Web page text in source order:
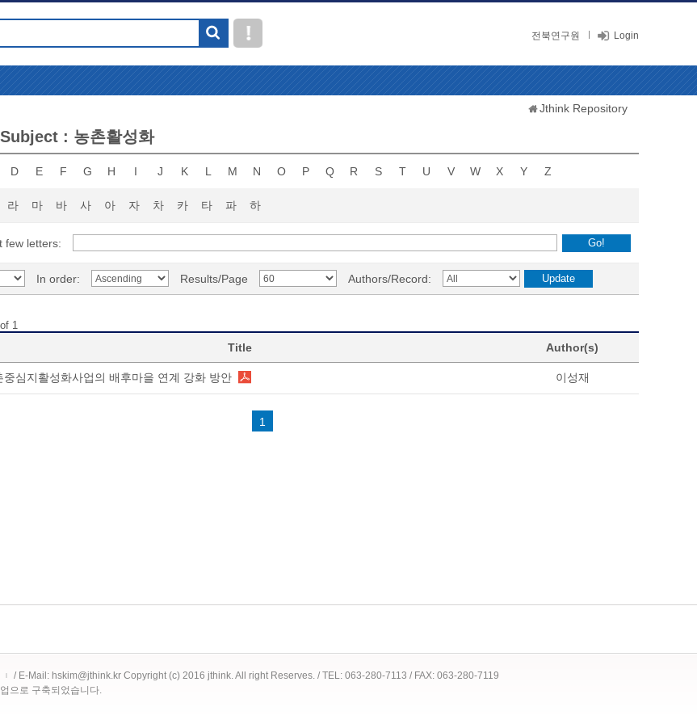
전북연구원 Login
Jthink Repository
: 농촌활성화
D E F G H I J K L M N O P Q R S T U V W X Y Z
라 마 바 사 아 자 차 카 타 파 하
few letters:
In order: Results/Page Authors/Record:
1
Title Author(s)
중심지활성화사업의 배후마을 연계 강화 방안 이성재
1
/ E-Mail: hskim@jthink.kr Copyright (c) 2016 jthink. All right Reserves. / TEL: 063-280-7113 / FAX: 063-280-7119
으로 구축되었습니다.